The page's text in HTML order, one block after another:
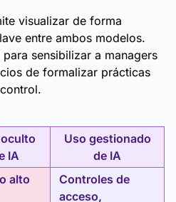
visualizar de forma
entre ambos modelos.
sensibilizar a managers
de formalizar prácticas
IA
Uso gestionado
de IA
alto
Controles de
acceso,